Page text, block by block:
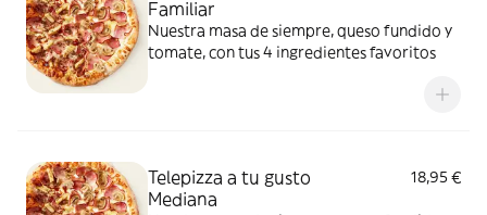
Familiar
Nuestra masa de siempre, queso fundido y
tomate, con tus 4 ingredientes favoritos
Telepizza a tu gusto
Mediana
18,95 €